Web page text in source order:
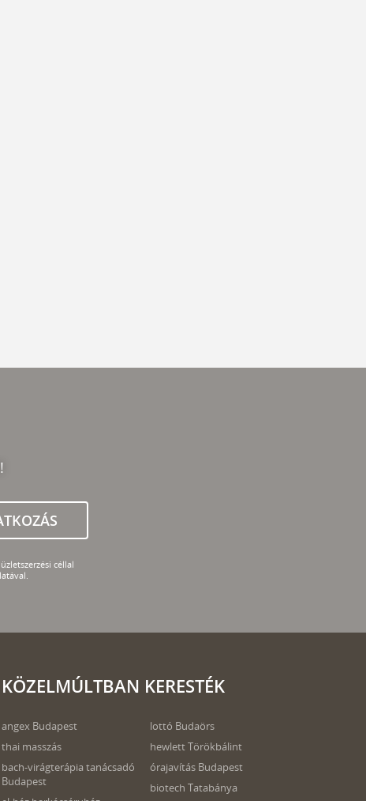
céllal
KÖZELMÚLTBAN KERESTÉK
angex Budapest
thai masszás
bach-virágterápia tanácsadó
Budapest
lottó Budaörs
hewlett Törökbálint
órajavítás Budapest
biotech Tatabánya